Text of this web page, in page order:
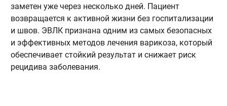
заметен уже через несколько дней. Пациент
возвращается к активной жизни без госпитализации
и швов. ЭВЛК признана одним из самых безопасных
и эффективных методов лечения варикоза, который
обеспечивает стойкий результат и снижает риск
рецидива заболевания.